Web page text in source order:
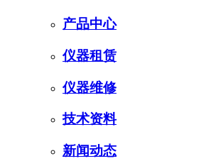
产品中心
仪器租赁
仪器维修
技术资料
新闻动态